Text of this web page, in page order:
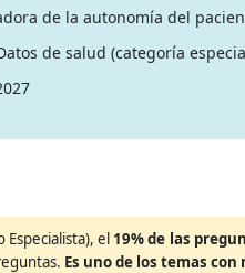
de la autonomía del
de salud (categoría
Especialista), el 19% de las
Es uno de los temas